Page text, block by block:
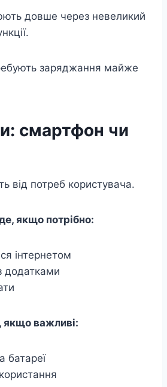
довше через невеликий
заряджання майже
смартфон чи
від потреб користувача.
якщо потрібно:
інтернетом
додатками
важливі:
батареї